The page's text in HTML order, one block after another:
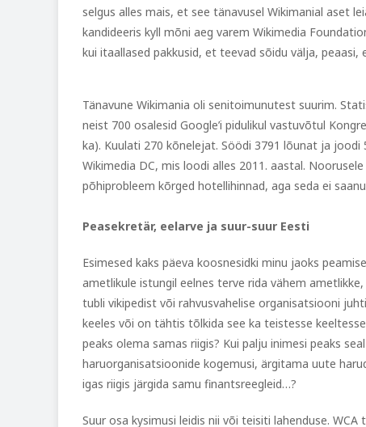
selgus alles mais, et see tänavusel Wikimanial aset
kandideeris kyll mõni aeg varem Wikimedia
kui itaallased pakkusid, et teevad sõidu välja,
Tänavune Wikimania oli senitoimunutest suurim.
neist 700 osalesid Google’i pidulikul vastuvõtul
ka). Kuulati 270 kõnelejat. Söödi 3791 lõunat ja
Wikimedia DC, mis loodi alles 2011. aastal.
põhiprobleem kõrged hotellihinnad, aga seda ei
Peasekretär, eelarve ja suur-suur Eesti
Esimesed kaks päeva koosnesidki minu jaoks
ametlikule istungil eelnes terve rida vähem
tubli vikipedist või rahvusvahelise organisatsiooni
keeles või on tähtis tõlkida see ka teistesse
peaks olema samas riigis? Kui palju inimesi peaks
haruorganisatsioonide kogemusi, ärgitama uute
igas riigis järgida samu finantsreegleid…?
Suur osa kysimusi leidis nii või teisiti lahenduse.